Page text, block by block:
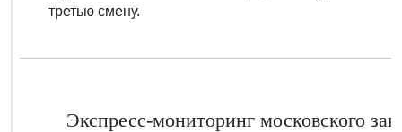
третью смену.
Экспресс-мониторинг московского